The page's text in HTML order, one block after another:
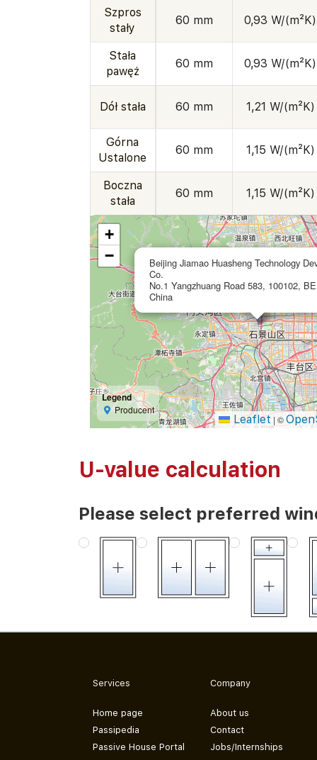
Szpros
stały
60 mm 0,93 W/(m²K)
Stała
pawęż
60 mm 0,93 W/(m²K)
Dół stała 60 mm 1,21 W/(m²K)
Górna
Ustalone
60 mm 1,15 W/(m²K)
Boczna
stała
60 mm 1,15 W/(m²K)
Beijing Jiamao Huasheng Technology
Co.
No.1 Yangzhuang Road 583, 100102,
China
+
−
Legend
Producent
Leaflet | ©
U-value calculation
Please select preferred
Services
Home page
Passipedia
Passive House Portal
Company
About us
Contact
Jobs/Internships